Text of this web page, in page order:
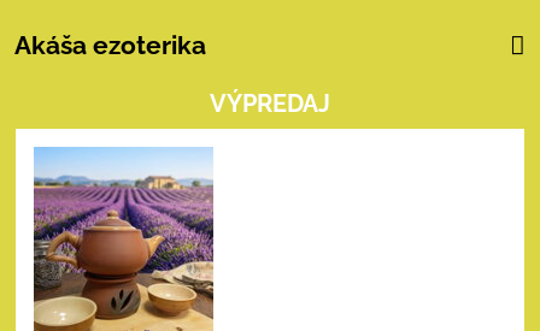
Akáša ezoterika
VÝPREDAJ